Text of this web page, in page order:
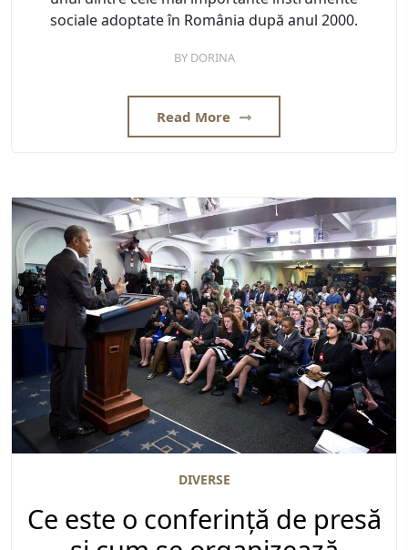
sociale adoptate în România după anul 2000.
BY DORINA
Read More
DIVERSE
Ce este o conferință de presă